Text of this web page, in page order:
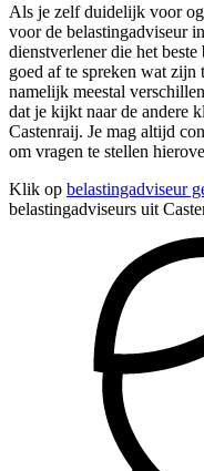
Als je zelf duidelijk voor
voor de belastingadviseur
dienstverlener die het
goed af te spreken wat
namelijk meestal
dat je kijkt naar de andere
Castenraij. Je mag altijd
om vragen te stellen
Klik op belastingadviseur
belastingadviseurs uit